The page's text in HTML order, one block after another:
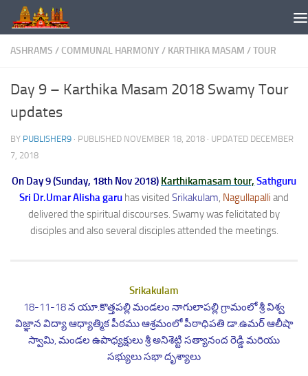
Skip to content
ASHRAMS / COMMUNAL HARMONY/ KARTHIKA MASAM /TOUR
Day 9 – Karthika Masam 2018 Swamy Tour
updates
BY PUBLISHER9 · PUBLISHED NOVEMBER 18, 2018 · UPDATED DECEMBER
7, 2018
On Day 9 (Sunday, 18th Nov 2018) Karthikamasam tour, Sathguru
Sri Dr.Umar Alisha garu has visited Srikakulam, Nagullapalli and
delivered the spiritual discourses. Swamy was felicitated by
disciples and also several disciples attended the meetings.
Srikakulam
18-11-18 న యూ.కొత్తపల్లి మండలం నాగులాపల్లి గ్రామంలో శ్రీ విశ్వ
విజ్ఞాన విద్యా ఆధ్యాత్మిక పీఠము ఆశ్రమంలో పీఠాధిపతి డా.ఉమర్ ఆలీషా
స్వామి, మండల ఉపాధ్యక్షులు శ్రీ అనిశెట్టి సత్యానంద రెడ్డి మరియు
సభ్యులు సభా దృశ్యాలు